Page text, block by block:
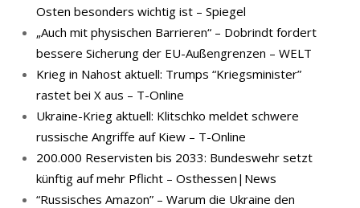
Osten besonders wichtig ist – Spiegel
„Auch mit physischen Barrieren“ – Dobrindt fordert
bessere Sicherung der EU-Außengrenzen – WELT
Krieg in Nahost aktuell: Trumps “Kriegsminister”
rastet bei X aus – T-Online
Ukraine-Krieg aktuell: Klitschko meldet schwere
russische Angriffe auf Kiew – T-Online
200.000 Reservisten bis 2033: Bundeswehr setzt
künftig auf mehr Pflicht – Osthessen|News
“Russisches Amazon” – Warum die Ukraine den